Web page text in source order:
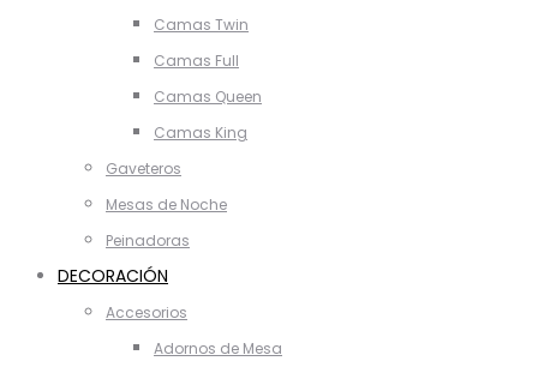
Camas Twin
Camas Full
Camas Queen
Camas King
Gaveteros
Mesas de Noche
Peinadoras
DECORACIÓN
Accesorios
Adornos de Mesa